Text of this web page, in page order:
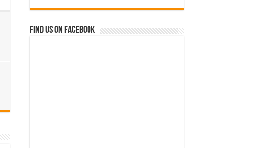
Find us on Facebook